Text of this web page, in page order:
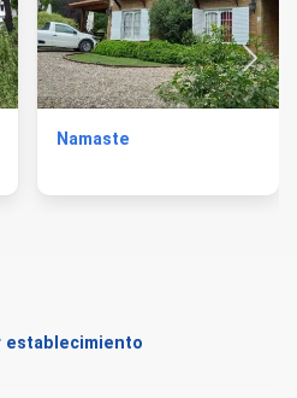
Namaste
establecimiento